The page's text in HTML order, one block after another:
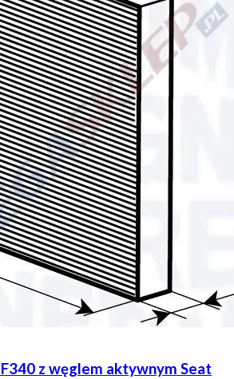
z węglem aktywnym Seat